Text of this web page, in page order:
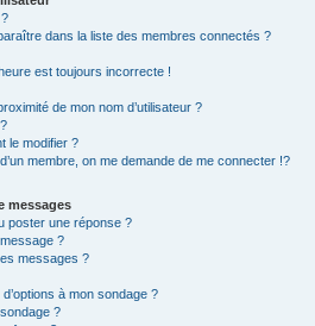
dans la liste des membres connectés ?
est toujours incorrecte !
de mon nom d’utilisateur ?
le modifier ?
membre, on me demande de me connecter !?
messages
poster une réponse ?
?
messages ?
à mon sondage ?
?